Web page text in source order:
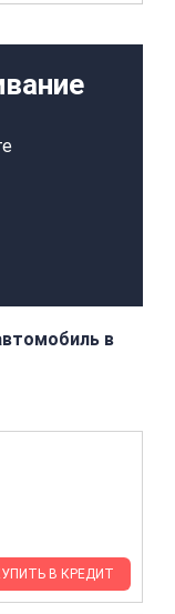
в
В КРЕДИТ